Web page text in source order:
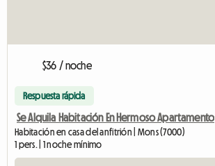
$36 / noche
Respuesta rápida
Se Alquila Habitación En Hermoso Apartamento
Habitación en casa del anfitrión | Mons (7000)
1 pers. | 1 noche mínimo